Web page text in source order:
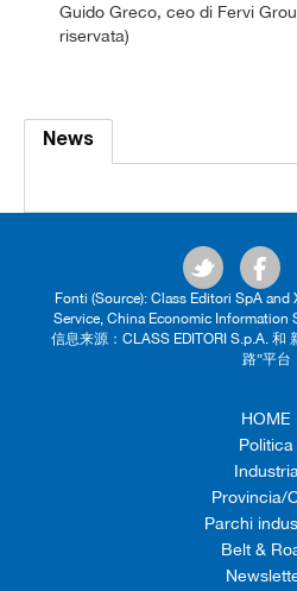
Guido Greco, ceo di Fervi
riservata)
News
Fonti (Source): Class Editori SpA
Service, China Economic Information
信息来源：CLASS EDITORI S.p.A. 和
路”平台
HOME
Politica
Provincia/
Parchi
Belt &